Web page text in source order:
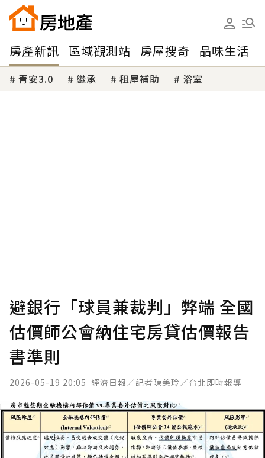
房產新訊 區域觀測站 房屋搜奇 品味生活
青安3.0 繼承 租屋補助 浴室
避銀行「球員兼裁判」弊端 全國
估價師公會納住宅房貸估價報告
書準則
2026-05-19 20:05 經濟日報／記者陳美玲／台北即時報導